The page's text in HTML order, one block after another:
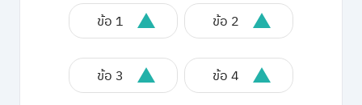
ข้อ 1 ข้อ 2
ข้อ 3 ข้อ 4